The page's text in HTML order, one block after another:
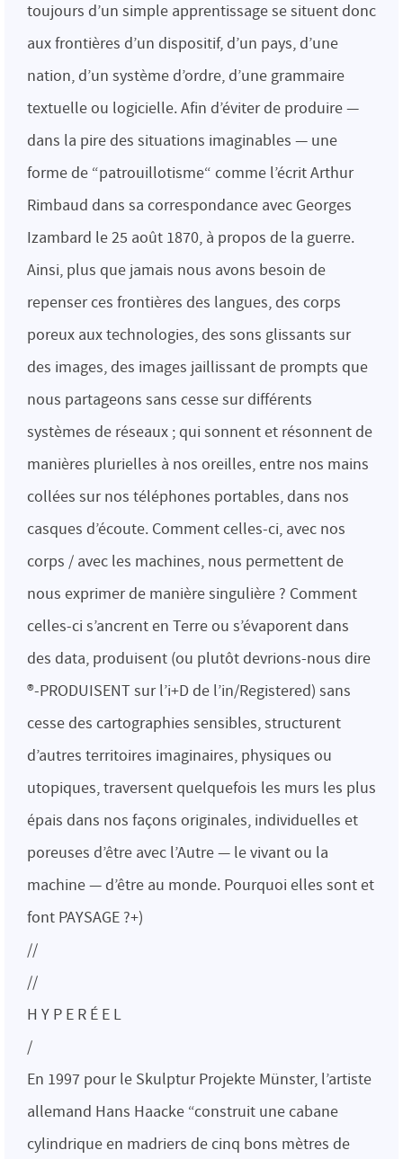
toujours d’un simple apprentissage se situent donc
aux frontières d’un dispositif, d’un pays, d’une
nation, d’un système d’ordre, d’une grammaire
textuelle ou logicielle. Afin d’éviter de produire —
dans la pire des situations imaginables — une
forme de “patrouillotisme“ comme l’écrit Arthur
Rimbaud dans sa correspondance avec Georges
Izambard le 25 août 1870, à propos de la guerre.
Ainsi, plus que jamais nous avons besoin de
repenser ces frontières des langues, des corps
poreux aux technologies, des sons glissants sur
des images, des images jaillissant de prompts que
nous partageons sans cesse sur différents
systèmes de réseaux ; qui sonnent et résonnent de
manières plurielles à nos oreilles, entre nos mains
collées sur nos téléphones portables, dans nos
casques d’écoute. Comment celles-ci, avec nos
corps / avec les machines, nous permettent de
nous exprimer de manière singulière ? Comment
celles-ci s’ancrent en Terre ou s’évaporent dans
des data, produisent (ou plutôt devrions-nous dire
®-PRODUISENT sur l’i+D de l’in/Registered) sans
cesse des cartographies sensibles, structurent
d’autres territoires imaginaires, physiques ou
utopiques, traversent quelquefois les murs les plus
épais dans nos façons originales, individuelles et
poreuses d’être avec l’Autre — le vivant ou la
machine — d’être au monde. Pourquoi elles sont et
font PAYSAGE ?+)
//
//
H Y P E R É E L
/
En 1997 pour le Skulptur Projekte Münster, l’artiste
allemand Hans Haacke “construit une cabane
cylindrique en madriers de cinq bons mètres de